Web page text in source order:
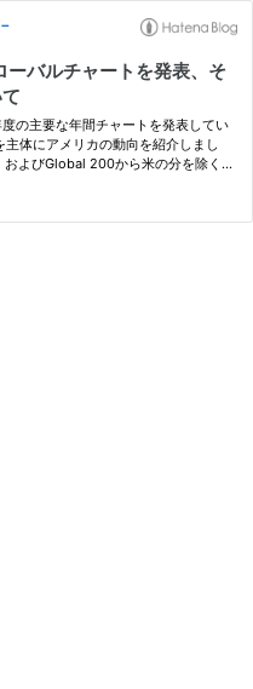
バルチャートを発表、そ
の主要な年間チャートを発表してい
体にアメリカの動向を紹介しまし
よびGlobal 200から米の分を除くGl